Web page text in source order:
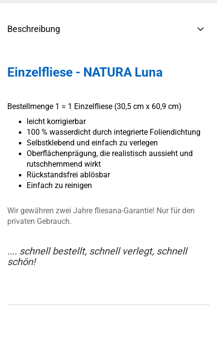
Beschreibung
Einzelfliese - NATURA Luna
Bestellmenge 1 = 1 Einzelfliese (30,5 cm x 60,9 cm)
leicht korrigierbar
100 % wasserdicht durch integrierte Foliendichtung
Selbstklebend und einfach zu verlegen
Oberflächenprägung, die realistisch aussieht und
rutschhemmend wirkt
Rückstandsfrei ablösbar
Einfach zu reinigen
Wir gewähren zwei Jahre fliesana-Garantie! Nur für den
privaten Gebrauch.
.... schnell bestellt, schnell verlegt, schnell
schön!